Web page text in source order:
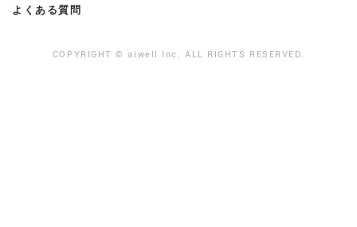
よくある質問
COPYRIGHT © aiwell Inc. ALL RIGHTS RESERVED.